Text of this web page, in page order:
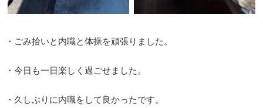
・ごみ拾いと内職と体操を頑張りました。
・今日も一日楽しく過ごせました。
・久しぶりに内職をして良かったです。